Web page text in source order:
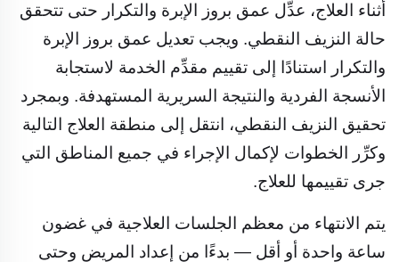
أثناء العلاج، عدِّل عمق بروز الإبرة والتكرار حتى تتحقق
حالة النزيف النقطي. ويجب تعديل عمق بروز الإبرة
والتكرار استنادًا إلى تقييم مقدِّم الخدمة لاستجابة
الأنسجة الفردية والنتيجة السريرية المستهدفة. وبمجرد
تحقيق النزيف النقطي، انتقل إلى منطقة العلاج التالية
وكرِّر الخطوات لإكمال الإجراء في جميع المناطق التي
جرى تقييمها للعلاج.
يتم الانتهاء من معظم الجلسات العلاجية في غضون
ساعة واحدة أو أقل — بدءًا من إعداد المريض وحتى